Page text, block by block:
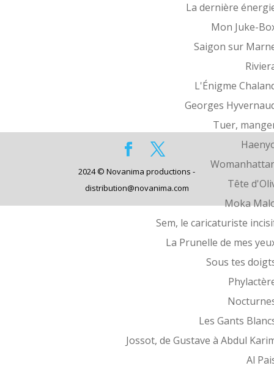
La dernière
Mon Juke-
Saigon sur
L'Énigme
Georges
Tuer,
Tête
Moka
Sem, le caricaturiste
La Prunelle de mes
Sous tes
Les Gants
Jossot, de Gustave à Abdul
Al
2024 © Novanima productions -
distribution@novanima.com